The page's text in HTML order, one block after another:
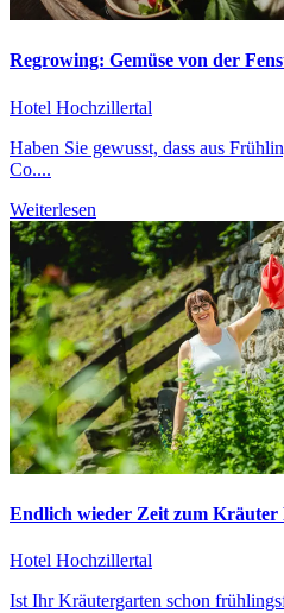
Regrowing: Gemüse von der
Hotel Hochzillertal
Haben Sie gewusst, dass aus
Co....
Weiterlesen
Endlich wieder Zeit zum Kräuter
Hotel Hochzillertal
Ist Ihr Kräutergarten schon